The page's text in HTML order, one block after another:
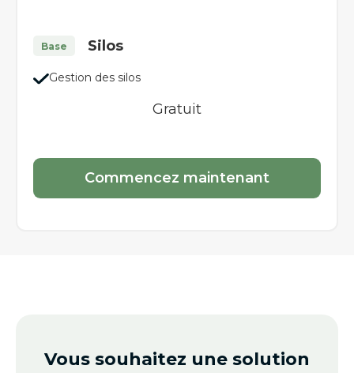
Base Silos
Gestion des silos
Gratuit
Commencez maintenant
Vous souhaitez une solution